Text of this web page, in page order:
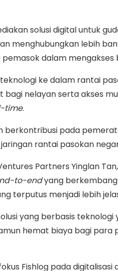
solusi digital untuk
menghubungkan lebih
dalam mengakses
ke dalam rantai
bagi nelayan serta akses
time.
berkontribusi pada
rantai pasokan
Partners Yinglan
to-endyang
terputus menjadi lebih
yang berbasis teknologi
hemat biaya bagi para
Fishlog pada digitalisasi